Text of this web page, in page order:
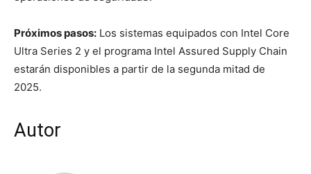
Próximos pasos: Los sistemas equipados con Intel Core
Ultra Series 2 y el programa Intel Assured Supply Chain
estarán disponibles a partir de la segunda mitad de
2025.
Autor